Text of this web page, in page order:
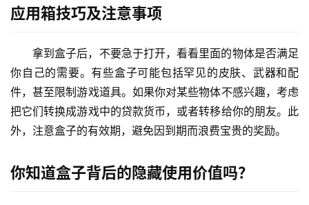
应用箱技巧及注意事项
拿到盒子后，不要急于打开，看看里面的物体是否满足
你自己的需要。有些盒子可能包括罕见的皮肤、武器和配
件，甚至限制游戏道具。如果你对某些物体不感兴趣，考虑
把它们转换成游戏中的贷款货币，或者转移给你的朋友。此
外，注意盒子的有效期，避免因到期而浪费宝贵的奖励。
你知道盒子背后的隐藏使用价值吗？